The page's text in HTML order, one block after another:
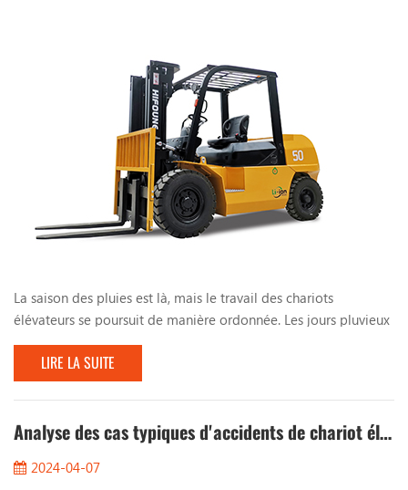
La saison des pluies est là, mais le travail des chariots
élévateurs se poursuit de manière ordonnée. Les jours pluvieux
ont également apporté de nombreux problèmes au travail des
chariots élévateurs. Parlons des problèmes auxquels il faut
prêter attention lorsque l'on travaille avec des chariots
élévateurs les jours de pluie. 1. Observer l'état de la route
Lorsque vous travaillez les jours de plu...
LIRE LA SUITE
Analyse des cas typiques d'accidents de chariot élévateur : éliminer complètement les risques pour la sécurité
2024-04-07